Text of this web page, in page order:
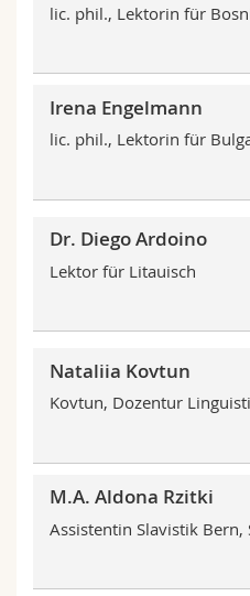
lic. phil., Lektorin für
Irena Engelmann
lic. phil., Lektorin für
Dr. Diego Ardoino
Lektor für Litauisch
Nataliia Kovtun
Kovtun, Dozentur
M.A. Aldona Rzitki
Assistentin Slavistik